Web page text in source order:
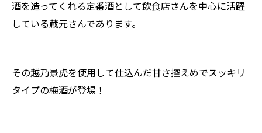
酒を造ってくれる定番酒として飲食店さんを中心に活躍
している蔵元さんであります。
その越乃景虎を使用して仕込んだ甘さ控えめでスッキリ
タイプの梅酒が登場！